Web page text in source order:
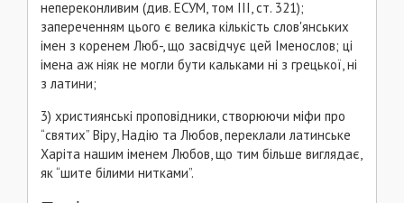
непереконливим (див. ЕСУМ, том ІІІ, ст. 321);
запереченням цього є велика кількість слов'янських
імен з коренем Люб-, що засвідчує цей Іменослов; ці
імена аж ніяк не могли бути кальками ні з грецької, ні
з латини;
3) християнські проповідники, створюючи міфи про
“святих” Віру, Надію та Любов, переклали латинське
Харіта нашим іменем Любов, що тим більше виглядає,
як “шите білими нитками”.